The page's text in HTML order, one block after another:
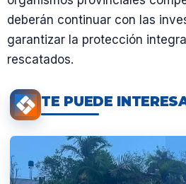
deberán continuar con las
garantizar la protección
rescatados.
TE PUEDE